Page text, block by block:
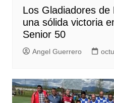
Los Gladiadores de
una sólida victoria
Senior 50
Angel Guerrero